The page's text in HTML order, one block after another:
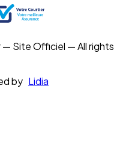
Site Officiel — All rights
by Lidia